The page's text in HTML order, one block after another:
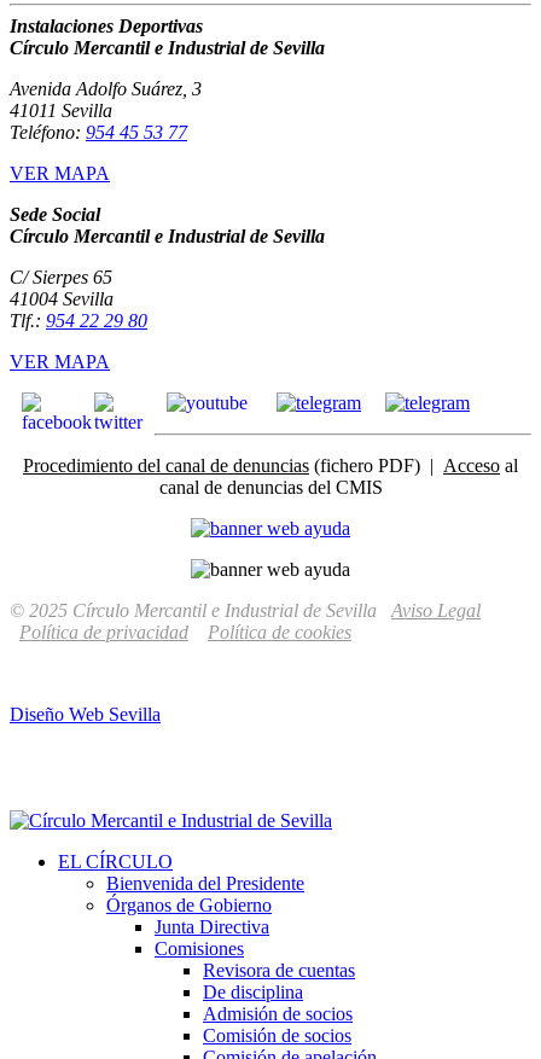
Instalaciones Deportivas
Círculo Mercantil e Industrial de Sevilla
Avenida Adolfo Suárez, 3
41011 Sevilla
Teléfono: 954 45 53 77
VER MAPA
Sede Social
Círculo Mercantil e Industrial de Sevilla
C/ Sierpes 65
41004 Sevilla
Tlf.: 954 22 29 80
VER MAPA
Procedimiento del canal de denuncias (fichero PDF) | Acceso al
canal de denuncias del CMIS
© 2025 Círculo Mercantil e Industrial de Sevilla Aviso Legal
Política de privacidad
Política de cookies
Diseño Web Sevilla
EL CÍRCULO
Bienvenida del Presidente
Órganos de Gobierno
Junta Directiva
Comisiones
Revisora de cuentas
De disciplina
Admisión de socios
Comisión de socios